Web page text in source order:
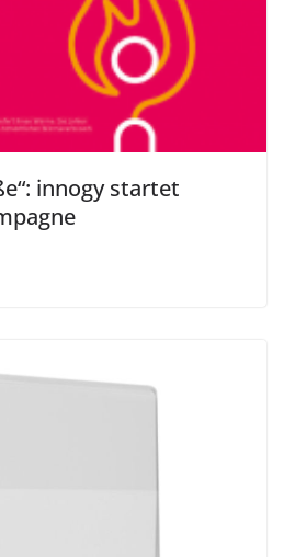
innogy startet